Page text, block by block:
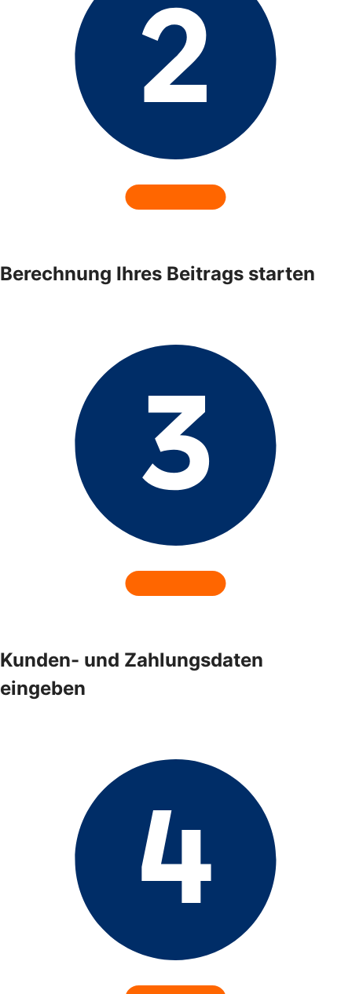
Berechnung Ihres Beitrags starten
Kunden- und Zahlungsdaten
eingeben